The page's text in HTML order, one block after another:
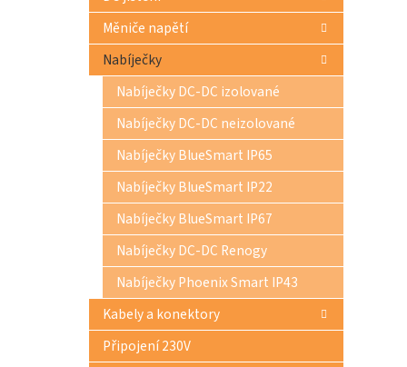
Měniče napětí
Nabíječky
Nabíječky DC-DC izolované
Nabíječky DC-DC neizolované
Nabíječky BlueSmart IP65
Nabíječky BlueSmart IP22
Nabíječky BlueSmart IP67
Nabíječky DC-DC Renogy
Nabíječky Phoenix Smart IP43
Kabely a konektory
Připojení 230V